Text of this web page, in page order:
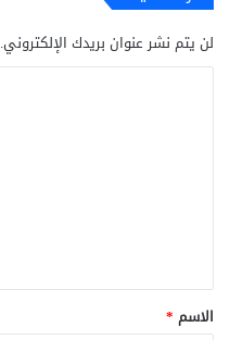
لن يتم نشر عنوان بريدك الإلكتروني.
*
الاسم *